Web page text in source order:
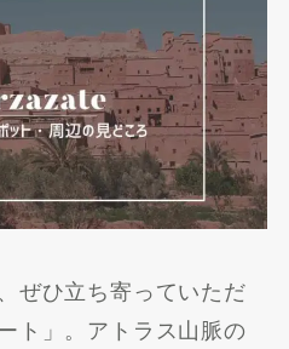
ぜひ立ち寄っていただ
ト」。アトラス山脈の